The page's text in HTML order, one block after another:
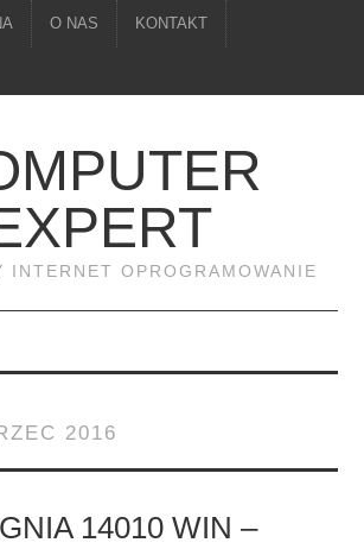
O NAS KONTAKT
INTERNET OPROGRAMOWANIE
2016
14010 WIN –